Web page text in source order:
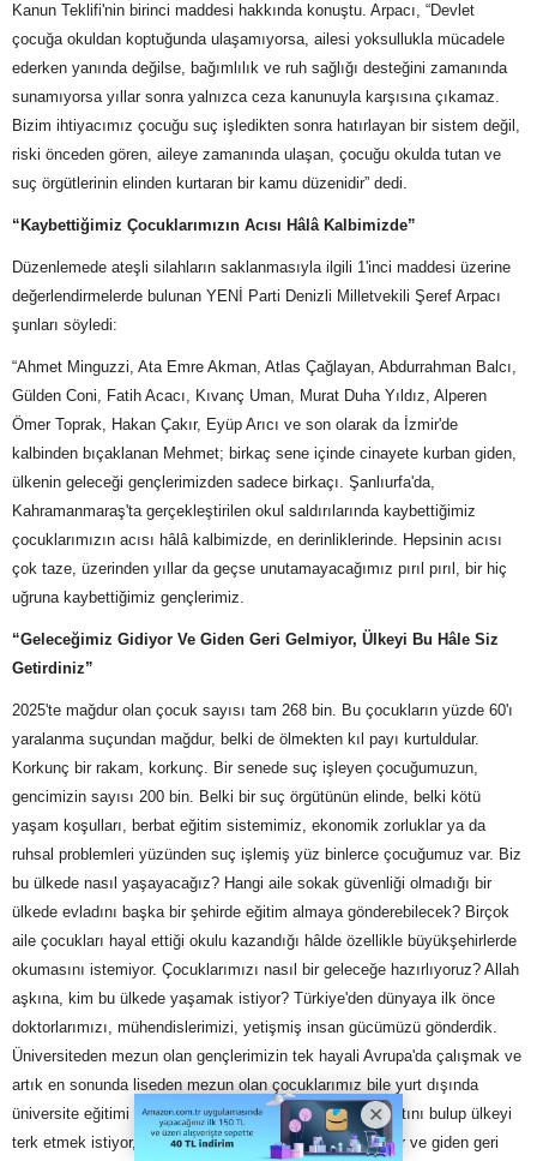
Kanun Teklifi'nin birinci maddesi hakkında konuştu. Arpacı, “Devlet
çocuğa okuldan koptuğunda ulaşamıyorsa, ailesi yoksullukla mücadele
ederken yanında değilse, bağımlılık ve ruh sağlığı desteğini zamanında
sunamıyorsa yıllar sonra yalnızca ceza kanunuyla karşısına çıkamaz.
Bizim ihtiyacımız çocuğu suç işledikten sonra hatırlayan bir sistem değil,
riski önceden gören, aileye zamanında ulaşan, çocuğu okulda tutan ve
suç örgütlerinin elinden kurtaran bir kamu düzenidir” dedi.
“Kaybettiğimiz Çocuklarımızın Acısı Hâlâ Kalbimizde”
Düzenlemede ateşli silahların saklanmasıyla ilgili 1'inci maddesi üzerine
değerlendirmelerde bulunan YENİ Parti Denizli Milletvekili Şeref Arpacı
şunları söyledi:
“Ahmet Minguzzi, Ata Emre Akman, Atlas Çağlayan, Abdurrahman Balcı,
Gülden Coni, Fatih Acacı, Kıvanç Uman, Murat Duha Yıldız, Alperen
Ömer Toprak, Hakan Çakır, Eyüp Arıcı ve son olarak da İzmir'de
kalbinden bıçaklanan Mehmet; birkaç sene içinde cinayete kurban giden,
ülkenin geleceği gençlerimizden sadece birkaçı. Şanlıurfa'da,
Kahramanmaraş'ta gerçekleştirilen okul saldırılarında kaybettiğimiz
çocuklarımızın acısı hâlâ kalbimizde, en derinliklerinde. Hepsinin acısı
çok taze, üzerinden yıllar da geçse unutamayacağımız pırıl pırıl, bir hiç
uğruna kaybettiğimiz gençlerimiz.
“Geleceğimiz Gidiyor Ve Giden Geri Gelmiyor, Ülkeyi Bu Hâle Siz
Getirdiniz”
2025'te mağdur olan çocuk sayısı tam 268 bin. Bu çocukların yüzde 60'ı
yaralanma suçundan mağdur, belki de ölmekten kıl payı kurtuldular.
Korkunç bir rakam, korkunç. Bir senede suç işleyen çocuğumuzun,
gencimizin sayısı 200 bin. Belki bir suç örgütünün elinde, belki kötü
yaşam koşulları, berbat eğitim sistemimiz, ekonomik zorluklar ya da
ruhsal problemleri yüzünden suç işlemiş yüz binlerce çocuğumuz var. Biz
bu ülkede nasıl yaşayacağız? Hangi aile sokak güvenliği olmadığı bir
ülkede evladını başka bir şehirde eğitim almaya gönderebilecek? Birçok
aile çocukları hayal ettiği okulu kazandığı hâlde özellikle büyükşehirlerde
okumasını istemiyor. Çocuklarımızı nasıl bir geleceğe hazırlıyoruz? Allah
aşkına, kim bu ülkede yaşamak istiyor? Türkiye'den dünyaya ilk önce
doktorlarımızı, mühendislerimizi, yetişmiş insan gücümüzü gönderdik.
Üniversiteden mezun olan gençlerimizin tek hayali Avrupa'da çalışmak ve
artık en sonunda liseden mezun olan çocuklarımız bile yurt dışında
üniversite eğitimi almak istiyorlar. Bütün gençler bir fırsatını bulup ülkeyi
terk etmek istiyor, farkında mısınız? Geleceğimiz gidiyor ve giden geri